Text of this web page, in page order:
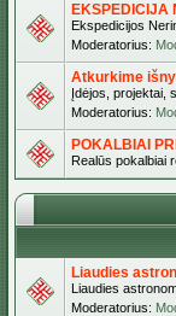
EKSPEDICIJA
Ekspedicijos
Moderatorius:
Atkurkime
Įdėjos, projektai,
Moderatorius:
POKALBIAI
Realūs pokalbiai
Liaudies
Liaudies
Moderatorius: